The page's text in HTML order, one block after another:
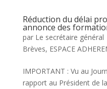
Réduction du délai
annonce des
par Le secrétaire général
Brèves, ESPACE
IMPORTANT : Vu au
rapport au Président de